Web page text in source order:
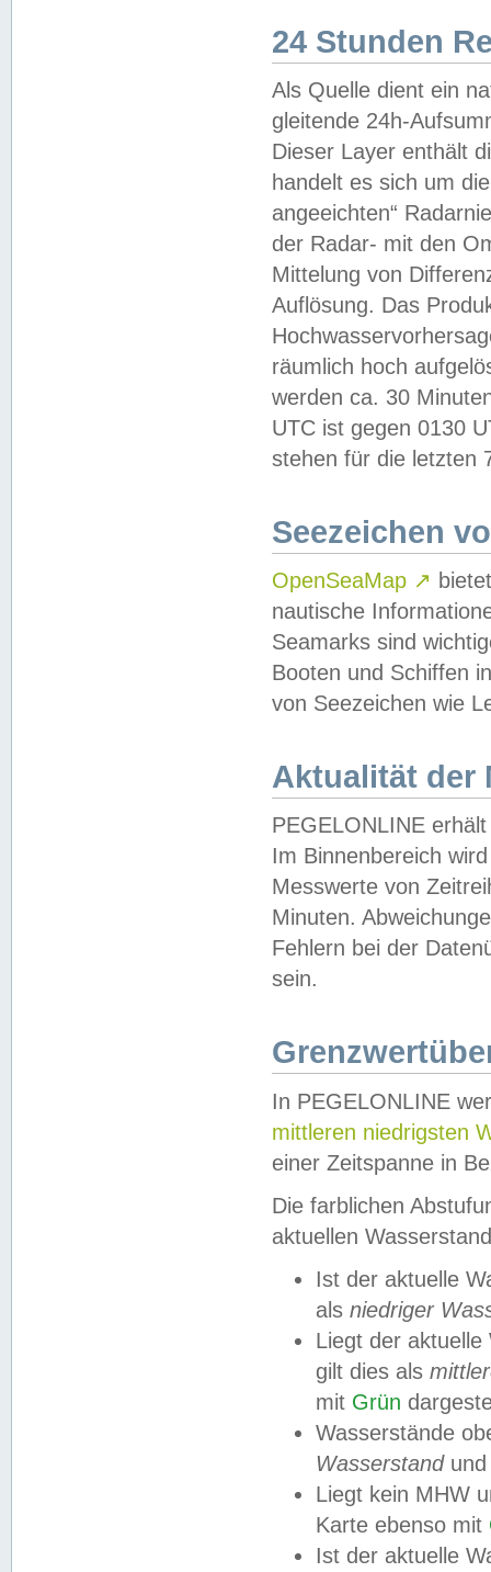
24 Stunden
Als Quelle dient ein
gleitende 24h-
Dieser Layer enthält
handelt es sich um
angeeichten“
der Radar- mit den
Mittelung von
Auflösung. Das
räumlich hoch
werden ca. 30
UTC ist gegen 0130
stehen für die letzten
Seezeichen
OpenSeaMap ↗
nautische
Seamarks sind
Booten und Schiffen
von Seezeichen wie
Aktualität der
PEGELONLINE
Im Binnenbereich
Messwerte von
Minuten.
Fehlern bei der
sein.
In PEGELONLINE
mittleren niedrigsten
einer Zeitspanne in
Die farblichen
aktuellen
Ist der aktuelle
als niedriger
Liegt der
gilt dies als
mit Grün
Wasserstände
Wasserstandund
Liegt kein MHW
Karte ebenso mit
Ist der aktuelle